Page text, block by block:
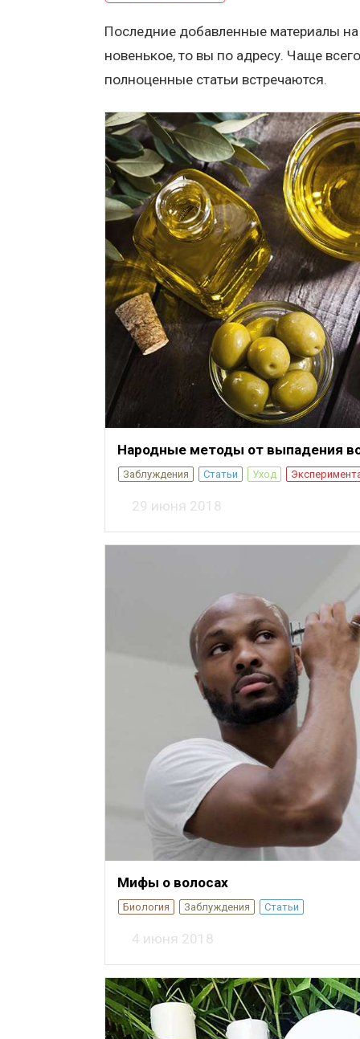
Последние добавленные материалы на
новенькое, то вы по адресу. Чаще
полноценные статьи встречаются.
Народные методы от выпадения
Заблуждения Статьи Уход
29 июня 2018
Мифы о волосах
Биология Заблуждения Статьи
4 июня 2018